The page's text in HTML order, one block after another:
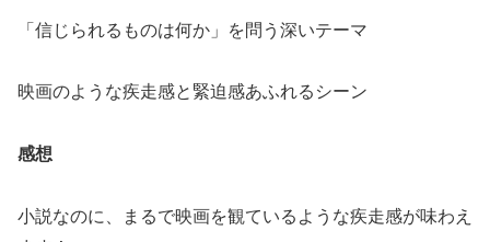
「信じられるものは何か」を問う深いテーマ
映画のような疾走感と緊迫感あふれるシーン
感想
小説なのに、まるで映画を観ているような疾走感が味わえ